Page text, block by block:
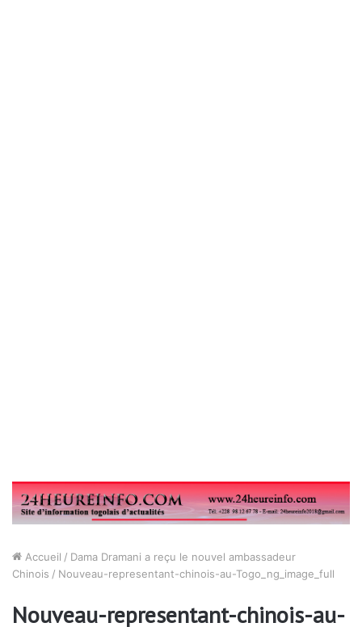
Accueil / Dama Dramani a reçu le nouvel ambassadeur
Chinois / Nouveau-representant-chinois-au-Togo_ng_image_full
Nouveau-representant-chinois-au-